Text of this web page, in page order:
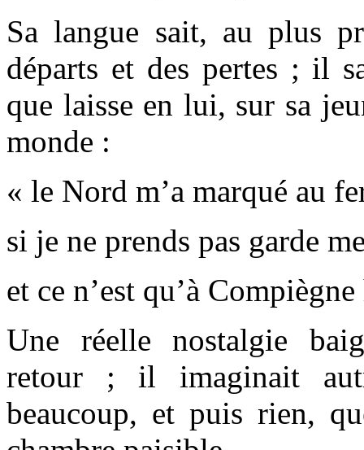
Sa langue sait, au plus
départs et des pertes ; il
que laisse en lui, sur sa
monde :
« le Nord m’a marqué au
si je ne prends pas garde
et ce n’est qu’à
Une réelle nostalgie
retour ; il imaginait
beaucoup, et puis rien,